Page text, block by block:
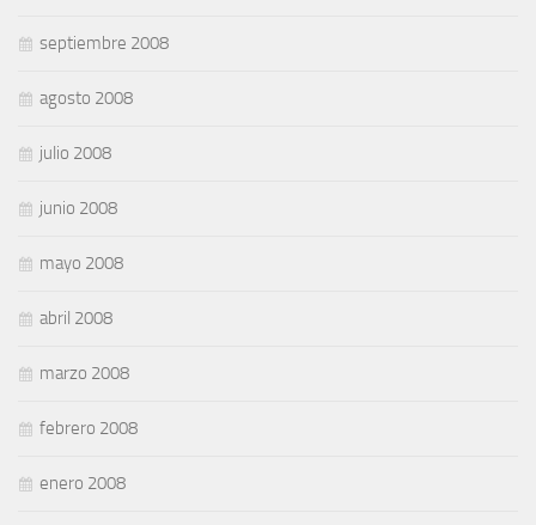
septiembre 2008
agosto 2008
julio 2008
junio 2008
mayo 2008
abril 2008
marzo 2008
febrero 2008
enero 2008